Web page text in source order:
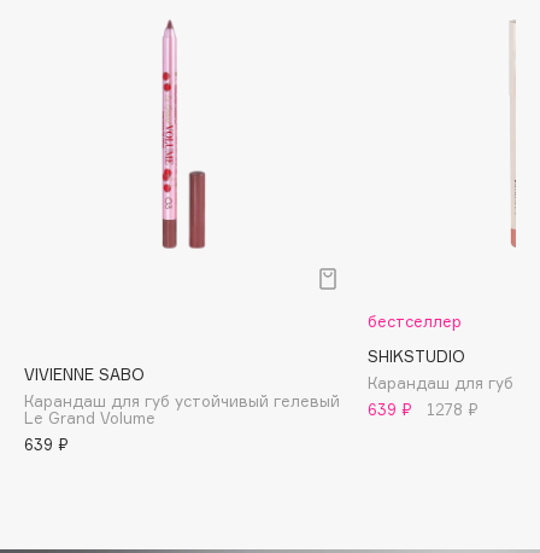
Boadicea The Victorious
by TERRY
BY WISHTREND
Byredo
VIVIENNE SABO
Карандаш для губ устойчивый гелевый
Le Grand Volume
639 ₽
бестселлер
SHIKSTUDIO
Карандаш для губ
639 ₽
1278 ₽